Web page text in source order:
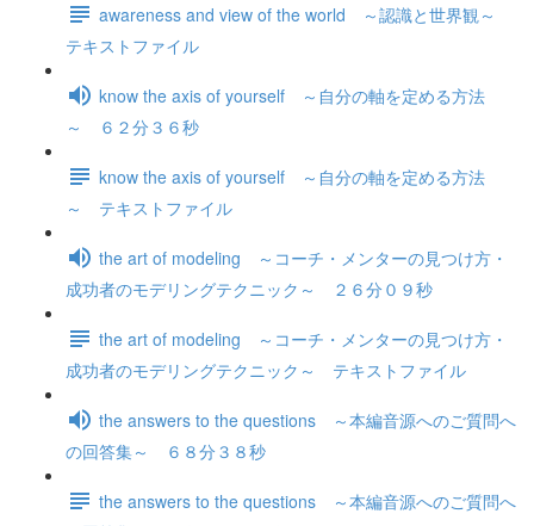
awareness and view of the world ～認識と世界観～
テキストファイル
know the axis of yourself ～自分の軸を定める方法
～ ６２分３６秒
know the axis of yourself ～自分の軸を定める方法
～ テキストファイル
the art of modeling ～コーチ・メンターの見つけ方・
成功者のモデリングテクニック～ ２６分０９秒
the art of modeling ～コーチ・メンターの見つけ方・
成功者のモデリングテクニック～ テキストファイル
the answers to the questions ～本編音源へのご質問へ
の回答集～ ６８分３８秒
the answers to the questions ～本編音源へのご質問へ